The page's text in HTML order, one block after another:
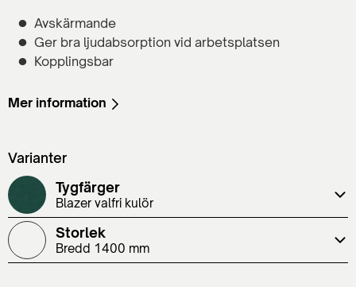
Avskärmande
Ger bra ljudabsorption vid arbetsplatsen
Kopplingsbar
Mer information
Varianter
Tygfärger
Blazer valfri kulör
Storlek
Bredd 1400 mm